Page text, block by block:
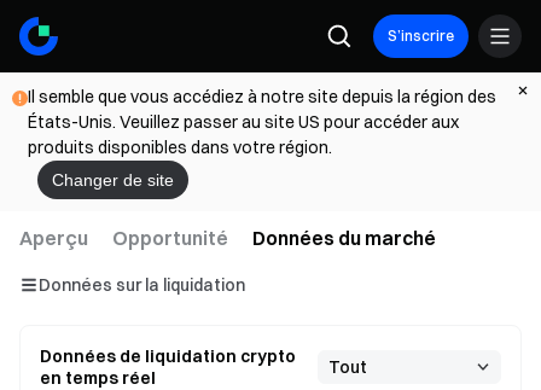
S’inscrire
Il semble que vous accédiez à notre site depuis la région des
États-Unis. Veuillez passer au site US pour accéder aux
produits disponibles dans votre région.
Changer de site
Aperçu Opportunité Données du marché
Données sur la liquidation
Données de liquidation crypto
en temps réel